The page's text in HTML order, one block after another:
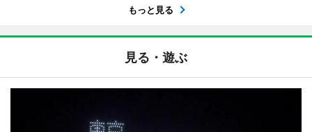
もっと見る
見る・遊ぶ